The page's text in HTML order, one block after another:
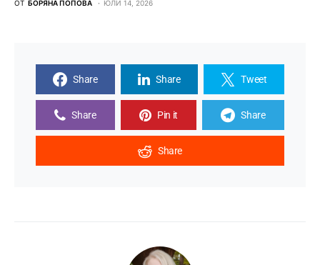
ОТ БОРЯНА ПОПОВА ЮЛИ 14, 2026
Share Share Tweet
Share Pin it Share
Share